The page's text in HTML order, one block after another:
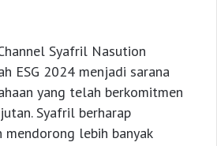
Syafril Nasution
ESG 2024 menjadi sarana
yang telah berkomitmen
Syafril berharap
mendorong lebih banyak